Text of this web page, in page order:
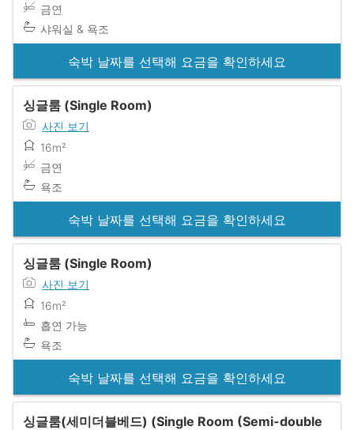
금연
샤워실 & 욕조
숙박 날짜를 선택해 요금을 확인하세요
싱글룸 (Single Room)
사진 보기
16m²
금연
욕조
숙박 날짜를 선택해 요금을 확인하세요
싱글룸 (Single Room)
사진 보기
16m²
흡연 가능
욕조
숙박 날짜를 선택해 요금을 확인하세요
싱글룸(세미더블베드) (Single Room (Semi-double